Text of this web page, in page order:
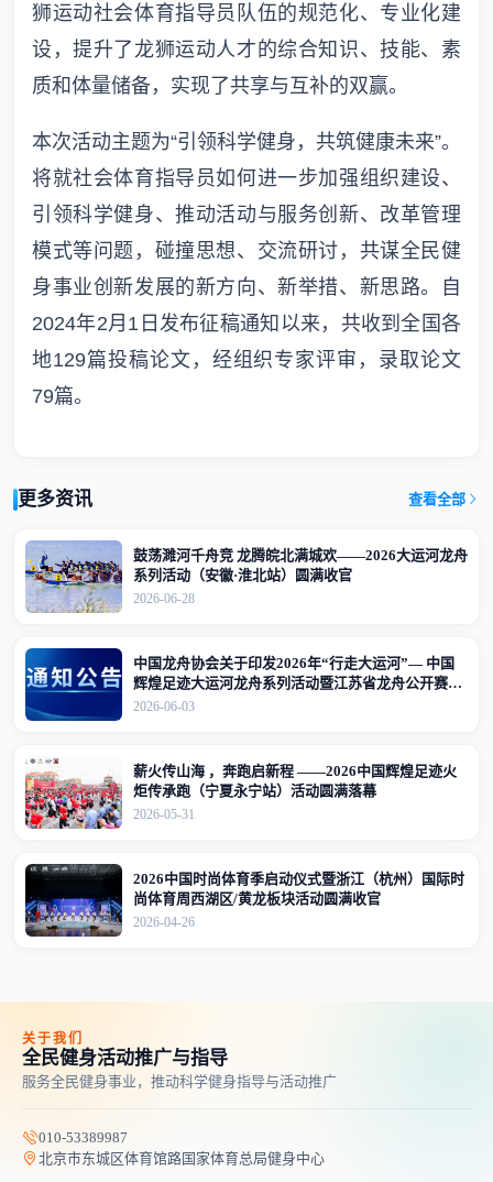
狮运动社会体育指导员队伍的规范化、专业化建
设，提升了龙狮运动人才的综合知识、技能、素
质和体量储备，实现了共享与互补的双赢。
本次活动主题为“引领科学健身，共筑健康未来”。
将就社会体育指导员如何进一步加强组织建设、
引领科学健身、推动活动与服务创新、改革管理
模式等问题，碰撞思想、交流研讨，共谋全民健
身事业创新发展的新方向、新举措、新思路。自
2024年2月1日发布征稿通知以来，共收到全国各
地129篇投稿论文，经组织专家评审，录取论文
79篇。
更多资讯 查看全部
鼓荡濉河千舟竞 龙腾皖北满城欢——2026大运河龙舟
系列活动（安徽·淮北站）圆满收官
2026-06-28
中国龙舟协会关于印发2026年“行走大运河”— 中国
辉煌足迹大运河龙舟系列活动暨江苏省龙舟公开赛
（江苏·宜兴站）竞赛规程的通知
2026-06-03
薪火传山海 ，奔跑启新程 ——2026中国辉煌足迹火
炬传承跑（宁夏永宁站）活动圆满落幕
2026-05-31
2026中国时尚体育季启动仪式暨浙江（杭州）国际时
尚体育周西湖区/黄龙板块活动圆满收官
2026-04-26
关于我们
全民健身活动推广与指导
服务全民健身事业，推动科学健身指导与活动推广
010-53389987
北京市东城区体育馆路国家体育总局健身中心